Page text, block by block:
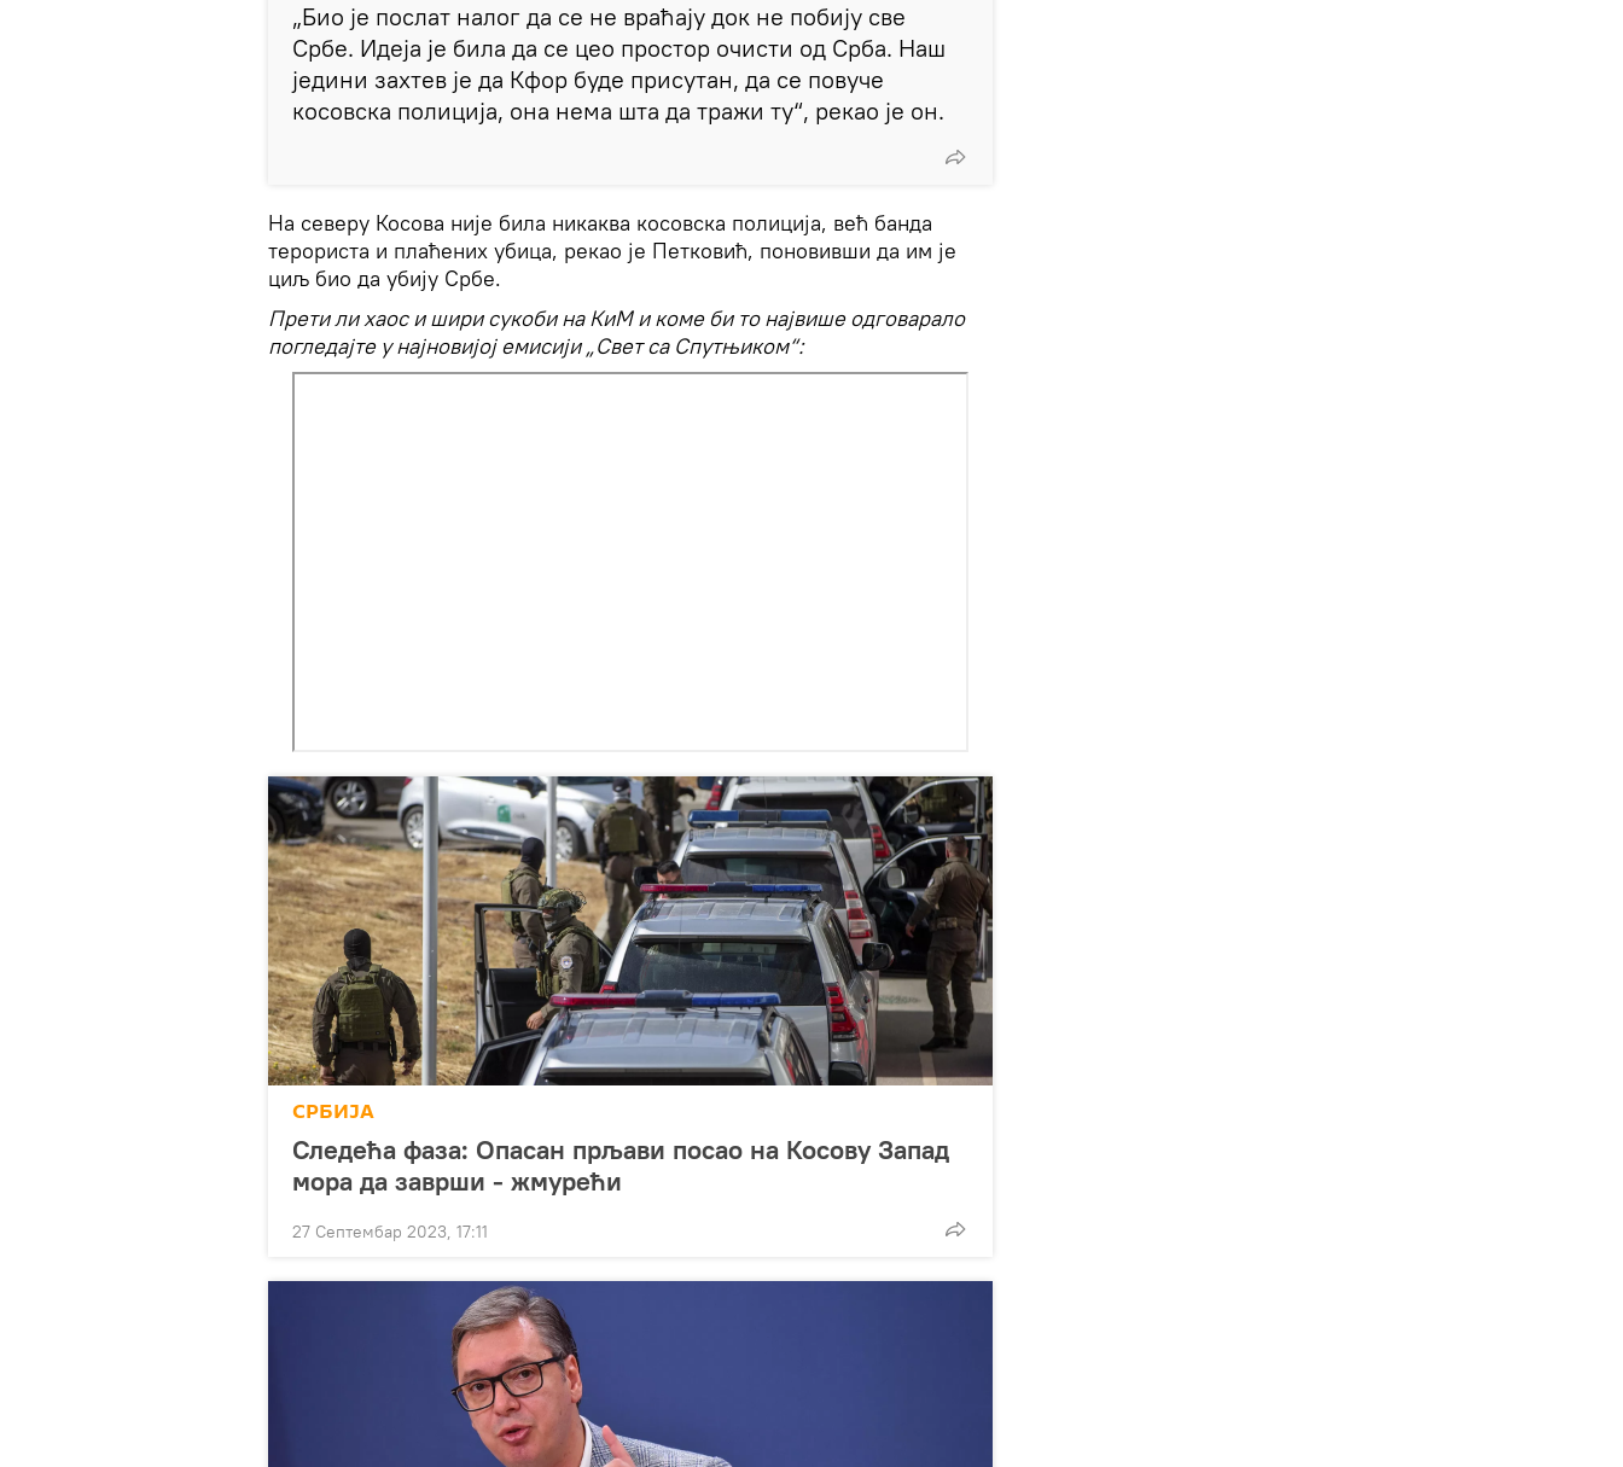
„Био је послат налог да се не враћају док не побију све
Србе. Идеја је била да се цео простор очисти од Срба. Наш
једини захтев је да Кфор буде присутан, да се повуче
косовска полиција, она нема шта да тражи ту“, рекао је он.
На северу Косова није била никаква косовска полиција, већ банда
терориста и плаћених убица, рекао је Петковић, поновивши да им је
циљ био да убију Србе.
Прети ли хаос и шири сукоби на КиМ и коме би то највише одговарало
погледајте у најновијој емисији „Свет са Спутњиком“:
СРБИЈА
Следећа фаза: Опасан прљави посао на Косову Запад
мора да заврши - жмурећи
27 Септембар 2023, 17:11